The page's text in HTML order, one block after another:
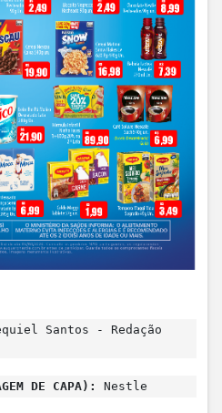
Santos - Redação
DE CAPA): Nestle